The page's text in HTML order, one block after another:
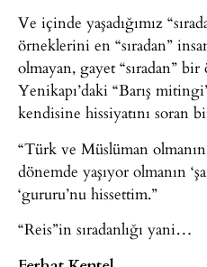
Ve içinde yaşadığımız
örneklerini en “sıradan”
olmayan, gayet “sıradan”
Yenikapı’daki “Barış
kendisine hissiyatını soran
“Türk ve Müslüman olmanın
dönemde yaşıyor olmanın
‘gururu’nu hissettim.”
“Reis”in sıradanlığı yani…